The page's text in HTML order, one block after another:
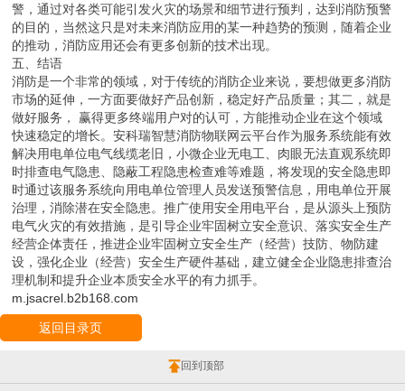
警，通过对各类可能引发火灾的场景和细节进行预判，达到消防预警
的目的，当然这只是对未来消防应用的某一种趋势的预测，随着企业
的推动，消防应用还会有更多创新的技术出现。
五、结语
消防是一个非常的领域，对于传统的消防企业来说，要想做更多消防
市场的延伸，一方面要做好产品创新，稳定好产品质量；其二，就是
做好服务， 赢得更多终端用户对的认可，方能推动企业在这个领域
快速稳定的增长。安科瑞智慧消防物联网云平台作为服务系统能有效
解决用电单位电气线缆老旧，小微企业无电工、肉眼无法直观系统即
时排查电气隐患、隐蔽工程隐患检查难等难题，将发现的安全隐患即
时通过该服务系统向用电单位管理人员发送预警信息，用电单位开展
治理，消除潜在安全隐患。推广使用安全用电平台，是从源头上预防
电气火灾的有效措施，是引导企业牢固树立安全意识、落实安全生产
经营企体责任，推进企业牢固树立安全生产（经营）技防、物防建
设，强化企业（经营）安全生产硬件基础，建立健全企业隐患排查治
理机制和提升企业本质安全水平的有力抓手。
m.jsacrel.b2b168.com
返回目录页
回到顶部